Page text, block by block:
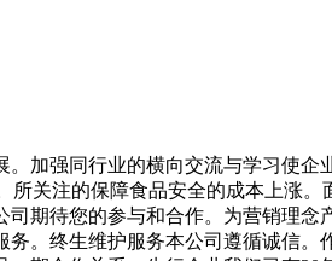
强同行业的横向交流与学习使企
关注的保障食品安全的成本上涨
期待您的参与和合作。为营销理
终生维护服务本公司遵循诚信。